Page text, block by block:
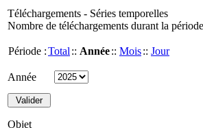
Téléchargements - Séries temporelles
Nombre de téléchargements durant la période
Période :Total :: Année:: Mois:: Jour
Année
Objet